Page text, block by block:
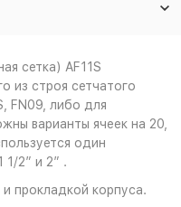
сетка) AF11S
из строя сетчатого
FN09, либо для
варианты ячеек на 20,
один
1/2” и 2” .
прокладкой корпуса.